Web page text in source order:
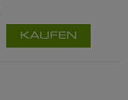
KAUFEN